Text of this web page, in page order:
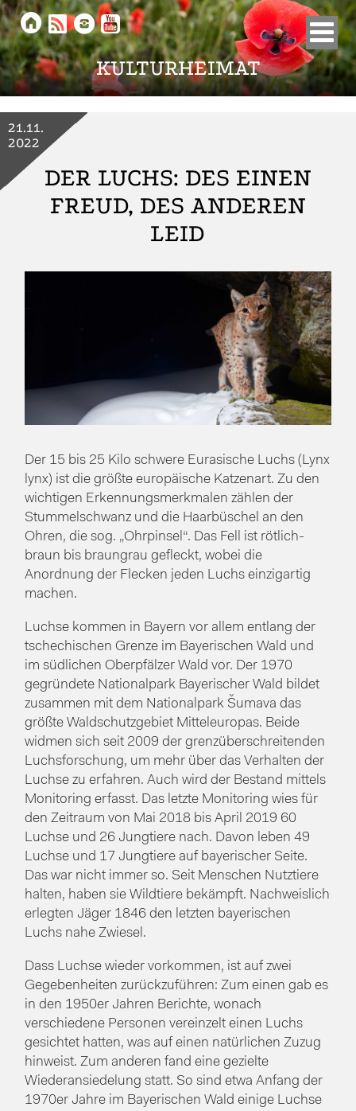
KULTURHEIMAT
    
DER LUCHS: DES EINEN
FREUD, DES ANDEREN
LEID
21.11.
2022
Der 15 bis 25 Kilo schwere Eurasische Luchs (Lynx
lynx) ist die größte europäische Katzenart. Zu den
wichtigen Erkennungsmerkmalen zählen der
Stummelschwanz und die Haarbüschel an den
Ohren, die sog. „Ohrpinsel“. Das Fell ist rötlich-
braun bis braungrau gefleckt, wobei die
Anordnung der Flecken jeden Luchs einzigartig
machen.
Luchse kommen in Bayern vor allem entlang der
tschechischen Grenze im Bayerischen Wald und
im südlichen Oberpfälzer Wald vor. Der 1970
gegründete Nationalpark Bayerischer Wald bildet
zusammen mit dem Nationalpark Šumava das
größte Waldschutzgebiet Mitteleuropas. Beide
widmen sich seit 2009 der grenzüberschreitenden
Luchsforschung, um mehr über das Verhalten der
Luchse zu erfahren. Auch wird der Bestand mittels
Monitoring erfasst. Das letzte Monitoring wies für
den Zeitraum von Mai 2018 bis April 2019 60
Luchse und 26 Jungtiere nach. Davon leben 49
Luchse und 17 Jungtiere auf bayerischer Seite.
Das war nicht immer so. Seit Menschen Nutztiere
halten, haben sie Wildtiere bekämpft. Nachweislich
erlegten Jäger 1846 den letzten bayerischen
Luchs nahe Zwiesel.
Dass Luchse wieder vorkommen, ist auf zwei
Gegebenheiten zurückzuführen: Zum einen gab es
in den 1950er Jahren Berichte, wonach
verschiedene Personen vereinzelt einen Luchs
gesichtet hatten, was auf einen natürlichen Zuzug
hinweist. Zum anderen fand eine gezielte
Wiederansiedelung statt. So sind etwa Anfang der
1970er Jahre im Bayerischen Wald einige Luchse